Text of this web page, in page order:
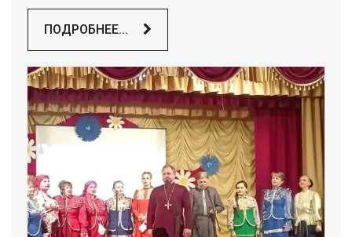
ПОДРОБНЕЕ...